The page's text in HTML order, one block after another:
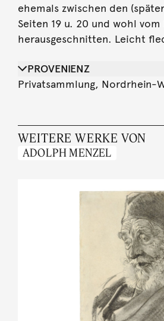
ehemals zwischen den
Seiten 19 u. 20 und wohl
herausgeschnitten. Leicht
PROVENIENZ
Privatsammlung, Nordrhein-
WEITERE WERKE VON
ADOLPH MENZEL